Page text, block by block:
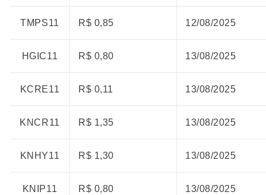
TMPS11 R$ 0,85 12/08/2025
HGIC11 R$ 0,80 13/08/2025
KCRE11 R$ 0,11 13/08/2025
KNCR11 R$ 1,35 13/08/2025
KNHY11 R$ 1,30 13/08/2025
KNIP11 R$ 0,80 13/08/2025